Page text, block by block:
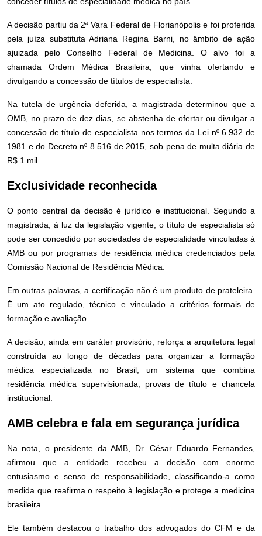
A decisão partiu da 2ª Vara Federal de Florianópolis e foi proferida
pela juíza substituta Adriana Regina Barni, no âmbito de ação
ajuizada pelo Conselho Federal de Medicina. O alvo foi a
chamada Ordem Médica Brasileira, que vinha ofertando e
divulgando a concessão de títulos de especialista.
Na tutela de urgência deferida, a magistrada determinou que a
OMB, no prazo de dez dias, se abstenha de ofertar ou divulgar a
concessão de título de especialista nos termos da Lei nº 6.932 de
1981 e do Decreto nº 8.516 de 2015, sob pena de multa diária de
R$ 1 mil.
Exclusividade reconhecida
O ponto central da decisão é jurídico e institucional. Segundo a
magistrada, à luz da legislação vigente, o título de especialista só
pode ser concedido por sociedades de especialidade vinculadas à
AMB ou por programas de residência médica credenciados pela
Comissão Nacional de Residência Médica.
Em outras palavras, a certificação não é um produto de prateleira.
É um ato regulado, técnico e vinculado a critérios formais de
formação e avaliação.
A decisão, ainda em caráter provisório, reforça a arquitetura legal
construída ao longo de décadas para organizar a formação
médica especializada no Brasil, um sistema que combina
residência médica supervisionada, provas de título e chancela
institucional.
AMB celebra e fala em segurança jurídica
Na nota, o presidente da AMB, Dr. César Eduardo Fernandes,
afirmou que a entidade recebeu a decisão com enorme
entusiasmo e senso de responsabilidade, classificando-a como
medida que reafirma o respeito à legislação e protege a medicina
brasileira.
Ele também destacou o trabalho dos advogados do CFM e da